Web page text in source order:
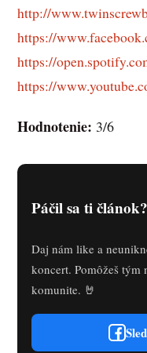
http://
https://
https://
https://
Hodnotenie: 3/6
Páčil sa ti článok?
Daj nám like a
koncert. Pomôžeš tým
komunite. 🤘